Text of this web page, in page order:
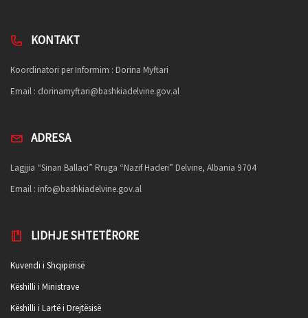
KONTAKT
Koordinatori per Informim : Dorina Myftari
Email : dorinamyftari@bashkiadelvine.gov.al
ADRESA
Lagjjia “Sinan Ballaci” Rruga “Nazif Haderi” Delvine, Albania 9704
Email : info@bashkiadelvine.gov.al
LIDHJE SHTETËRORE
Kuvendi i Shqipërisë
Këshilli i Ministrave
Këshilli i Lartë i Drejtësisë